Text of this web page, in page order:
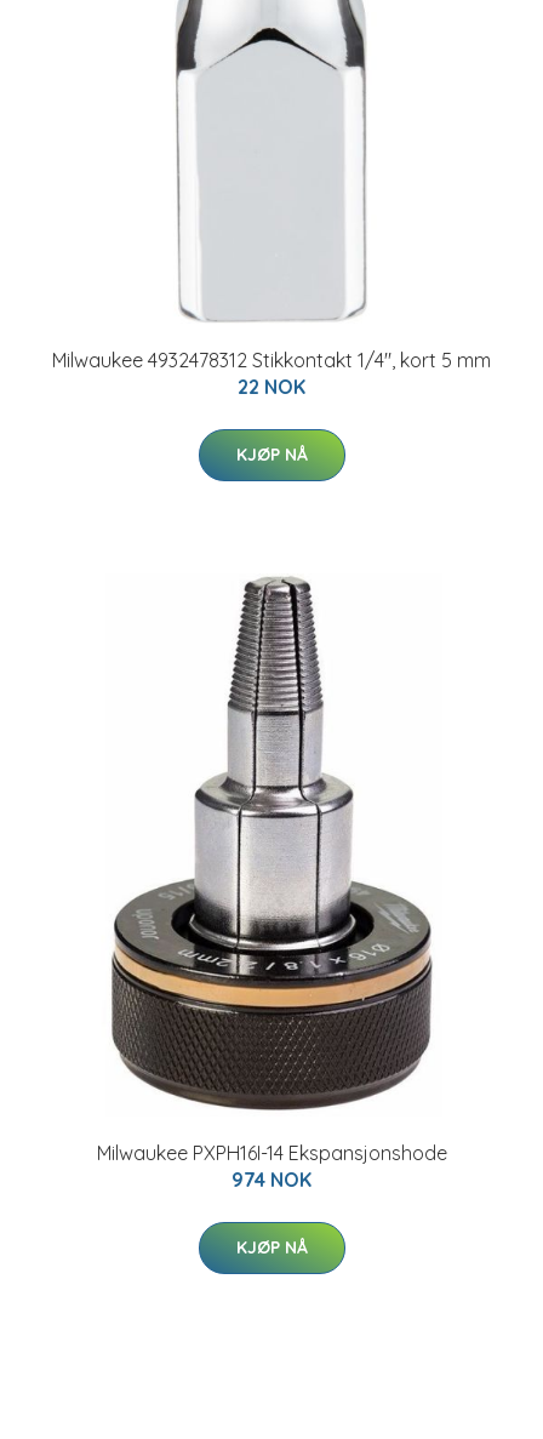
Milwaukee 4932478312 Stikkontakt 1/4", kort 5 mm
22 NOK
KJØP NÅ
Milwaukee PXPH16I-14 Ekspansjonshode
974 NOK
KJØP NÅ